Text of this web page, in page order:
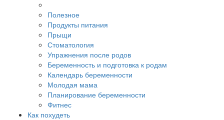
Полезное
Продукты питания
Прыщи
Стоматология
Упражнения после родов
Беременность и подготовка к родам
Календарь беременности
Молодая мама
Планирование беременности
Фитнес
Как похудеть